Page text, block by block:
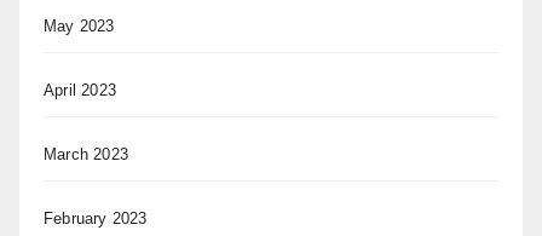
May 2023
April 2023
March 2023
February 2023